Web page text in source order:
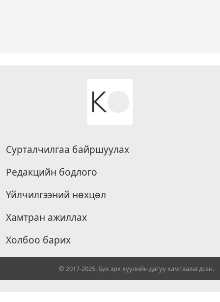
Сурталчилгаа байршуулах
Редакцийн бодлого
Үйлчилгээний нөхцөл
Хамтран ажиллах
Холбоо барих
© 2017-2025. Бүх эрх хуулийн дагуу хамгаалагдсан.